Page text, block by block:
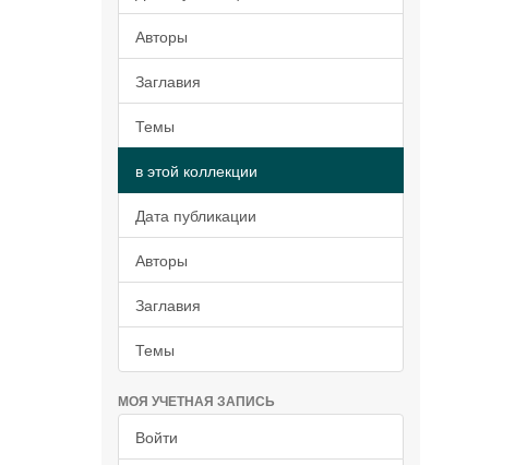
Авторы
Заглавия
Темы
в этой коллекции
Дата публикации
Авторы
Заглавия
Темы
МОЯ УЧЕТНАЯ ЗАПИСЬ
Войти